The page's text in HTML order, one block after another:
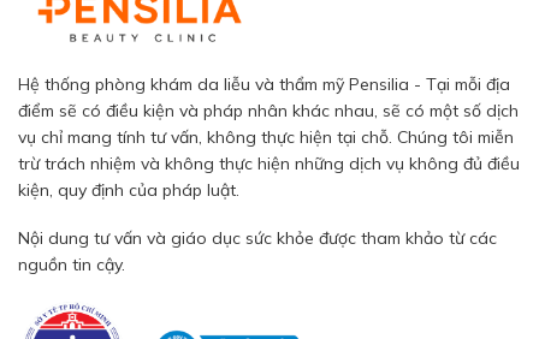
Hệ thống phòng khám da liễu và thẩm mỹ Pensilia - Tại mỗi địa
điểm sẽ có điều kiện và pháp nhân khác nhau, sẽ có một số dịch
vụ chỉ mang tính tư vấn, không thực hiện tại chỗ. Chúng tôi miễn
trừ trách nhiệm và không thực hiện những dịch vụ không đủ điều
kiện, quy định của pháp luật.
Nội dung tư vấn và giáo dục sức khỏe được tham khảo từ các
nguồn tin cậy.